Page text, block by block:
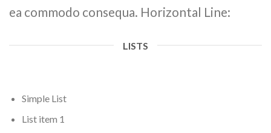
ea commodo consequa. Horizontal Line:
LISTS
Simple List
List item 1